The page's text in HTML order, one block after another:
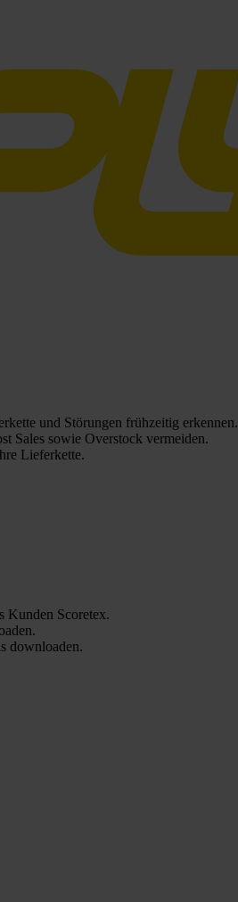
und Störungen frühzeitig erkennen.
Sales sowie Overstock vermeiden.
Lieferkette.
Kunden Scoretex.
downloaden.